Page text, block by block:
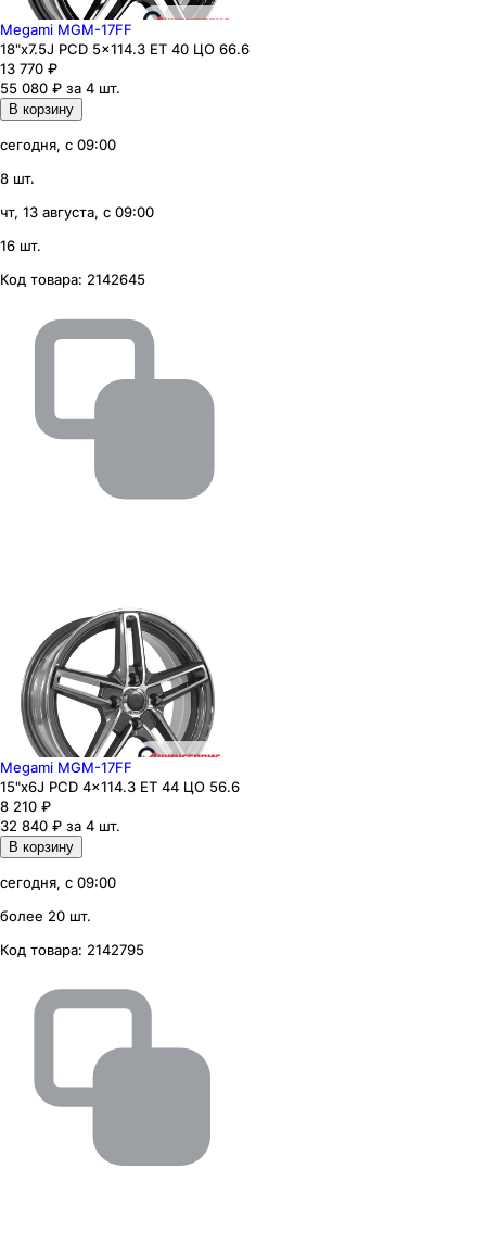
Megami MGM-17FF
18"x7.5J PCD 5x114.3 ЕТ 40 ЦО 66.6
13 770 ₽
55 080 ₽ за 4 шт.
В корзину
сегодня, с 09:00
8 шт.
чт, 13 августа, с 09:00
16 шт.
Код товара: 2142645
Megami MGM-17FF
15"x6J PCD 4x114.3 ЕТ 44 ЦО 56.6
8 210 ₽
32 840 ₽ за 4 шт.
В корзину
сегодня, с 09:00
более 20 шт.
Код товара: 2142795